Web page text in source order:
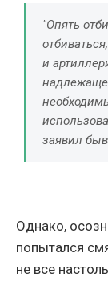
"Опять
и
заявил
Однако,
попытался
не все